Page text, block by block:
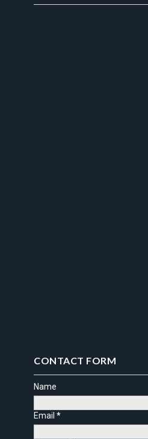
CONTACT FORM
Name
Email*